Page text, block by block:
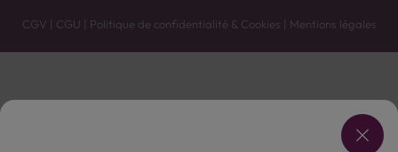
CGV | CGU | Politique de confidentialité & Cookies | Mentions légales
Vente uniquement en caves. Contactez votre caviste pour plus de renseignements.
L'ABUS D'ALCOOL EST DANGEREUX POUR LA SANTÉ, À CONSOMMER AVEC MODÉRATION.